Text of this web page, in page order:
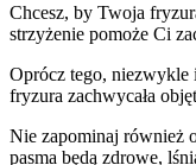
Chcesz, by Twoja
strzyżenie pomoże Ci
Oprócz tego, niezwykle
fryzura zachwycała
Nie zapominaj również
pasma będą zdrowe,